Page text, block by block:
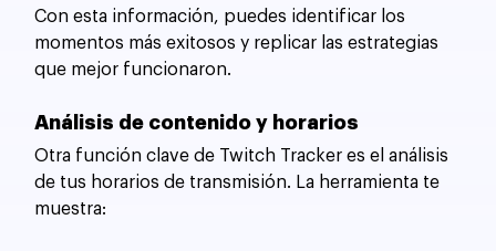
Con esta información, puedes identificar los
momentos más exitosos y replicar las estrategias
que mejor funcionaron.
Análisis de contenido y horarios
Otra función clave de Twitch Tracker es el análisis
de tus horarios de transmisión. La herramienta te
muestra: